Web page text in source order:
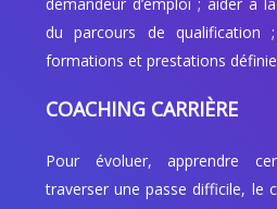
demandeur d’emploi ; aider à
du parcours de
formations et prestations
COACHING CARRIÈRE
Pour évoluer, apprendre
traverser une passe difficile, le